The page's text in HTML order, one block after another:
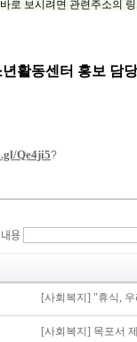
내용
[사회복지] "휴식,
[사회복지] 목포서